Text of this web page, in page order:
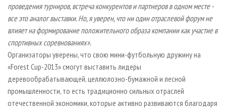
проведения турниров, встреча конкурентов и партнеров в одном месте -
все это аналог выставки. Но, я уверен, что ни один отраслевой форум не
влияет на формирование положительного образа компании как участие в
спортивных соревнованиях».
Организаторы уверены, что свою мини-футбольную дружину на
«Forest Cup-2013» смогут выставить лидеры
деревообрабатывающей, целлюлозно-бумажной и лесной
промышленности, то есть традиционно сильных отраслей
отечественной экономики, которые активно развиваются благодаря